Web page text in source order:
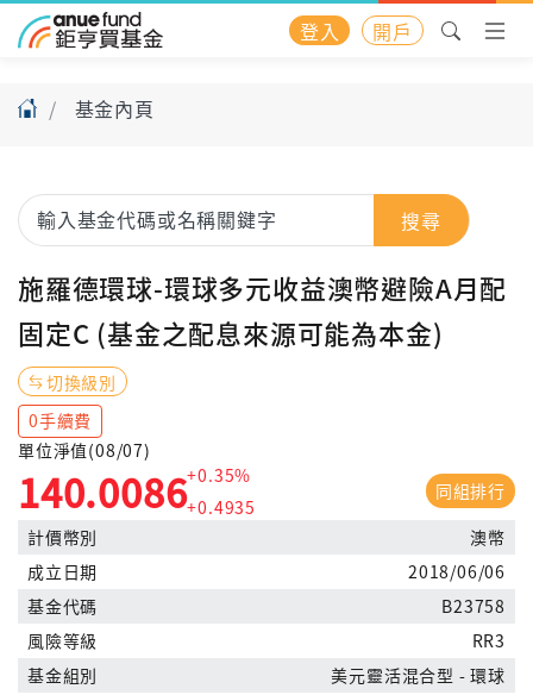
登入 開戶
基金內頁
搜尋
施羅德環球-環球多元收益澳幣避險A月配
固定C (基金之配息來源可能為本金)
切換級別
0手續費
單位淨值(08/07)
140.0086+0.35%
+0.4935
同組排行
計價幣別
澳幣
成立日期
2018/06/06
基金代碼
B23758
風險等級
RR3
基金組別
美元靈活混合型 - 環球